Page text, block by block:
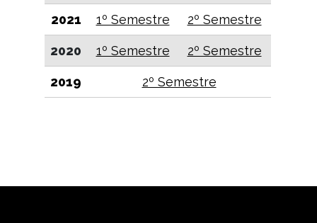
2021 1º Semestre 2º Semestre
2020 1º Semestre 2º Semestre
2019 2º Semestre